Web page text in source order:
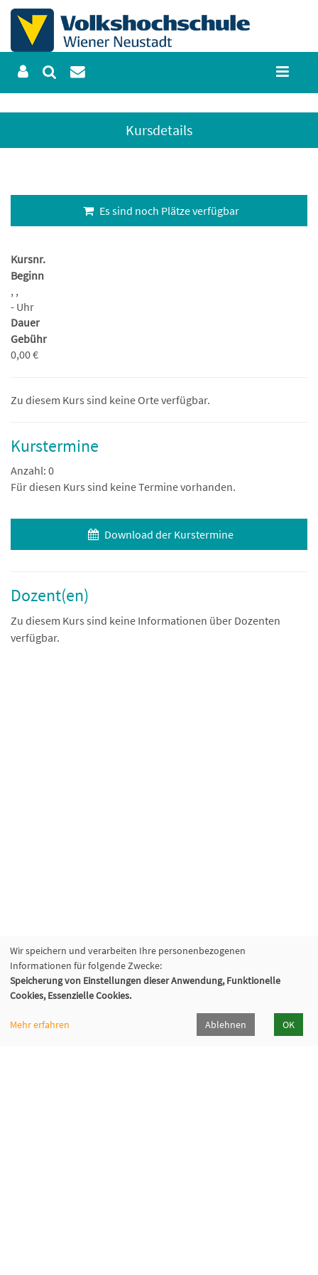
Kursdetails
Es sind noch Plätze verfügbar
Kursnr.
Beginn
, ,
- Uhr
Dauer
Gebühr
0,00 €
Zu diesem Kurs sind keine Orte verfügbar.
Kurstermine
Anzahl: 0
Für diesen Kurs sind keine Termine vorhanden.
Download der Kurstermine
Dozent(en)
Zu diesem Kurs sind keine Informationen über Dozenten
verfügbar.
Wir speichern und verarbeiten Ihre personenbezogenen
Informationen für folgende Zwecke:
Speicherung von Einstellungen dieser Anwendung, Funktionelle
Cookies, Essenzielle Cookies.
Mehr erfahren Ablehnen OK